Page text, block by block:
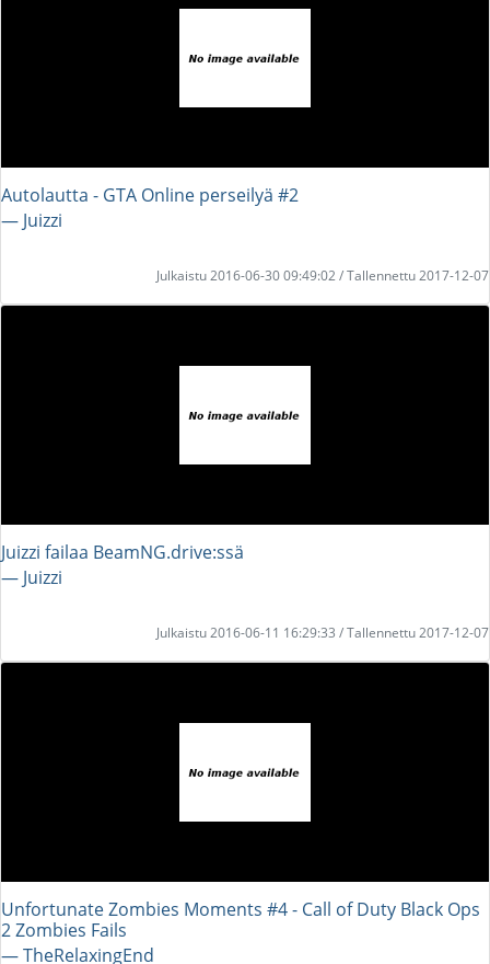
Autolautta - GTA Online perseilyä #2
― Juizzi
Julkaistu 2016-06-30 09:49:02 / Tallennettu 2017-12-07
Juizzi failaa BeamNG.drive:ssä
― Juizzi
Julkaistu 2016-06-11 16:29:33 / Tallennettu 2017-12-07
Unfortunate Zombies Moments #4 - Call of Duty Black Ops
2 Zombies Fails
― TheRelaxingEnd